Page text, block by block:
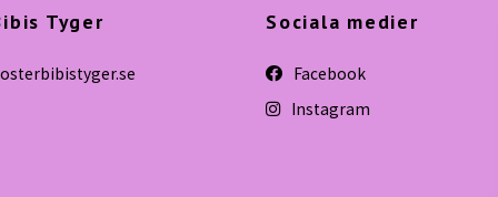
Tyger Sociala medier
Facebook
Instagram